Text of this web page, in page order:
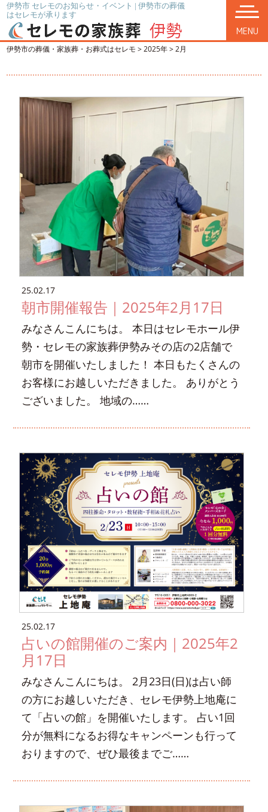
伊勢市 セレモのお知らせ・イベント | 伊勢市の葬儀
はセレモが承ります
MENU
伊勢市の葬儀・家族葬・お葬式はセレモ >2025年>2月
25.02.17
朝市開催報告｜2025年2月17日
みなさんこんにちは。 本日はセレモホール伊
勢・セレモの家族葬伊勢みその店の2店舗で
朝市を開催いたしました！ 本日もたくさんの
お客様にお越しいただきました。 ありがとう
ございました。 地域の……
25.02.17
占いの館開催のご案内｜2025年2
月17日
みなさんこんにちは。 2月23日(日)は占い師
の方にお越しいただき、セレモ伊勢上地庵に
て「占いの館」を開催いたします。 占い1回
分が無料になるお得なキャンペーンも行って
おりますので、ぜひ最後までご……